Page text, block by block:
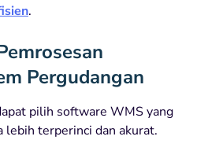
.
Pergudangan
pilih software WMS yang
lebih terperinci dan akurat.